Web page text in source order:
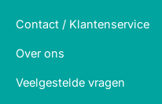
Contact / Klantenservice
Over ons
Veelgestelde vragen